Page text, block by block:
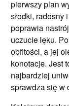
pierwszy plan
słodki, radosny
poprawia
uczucie lęku.
obfitości, a jej
konotacje. Jest
najbardziej
sprawdza się w